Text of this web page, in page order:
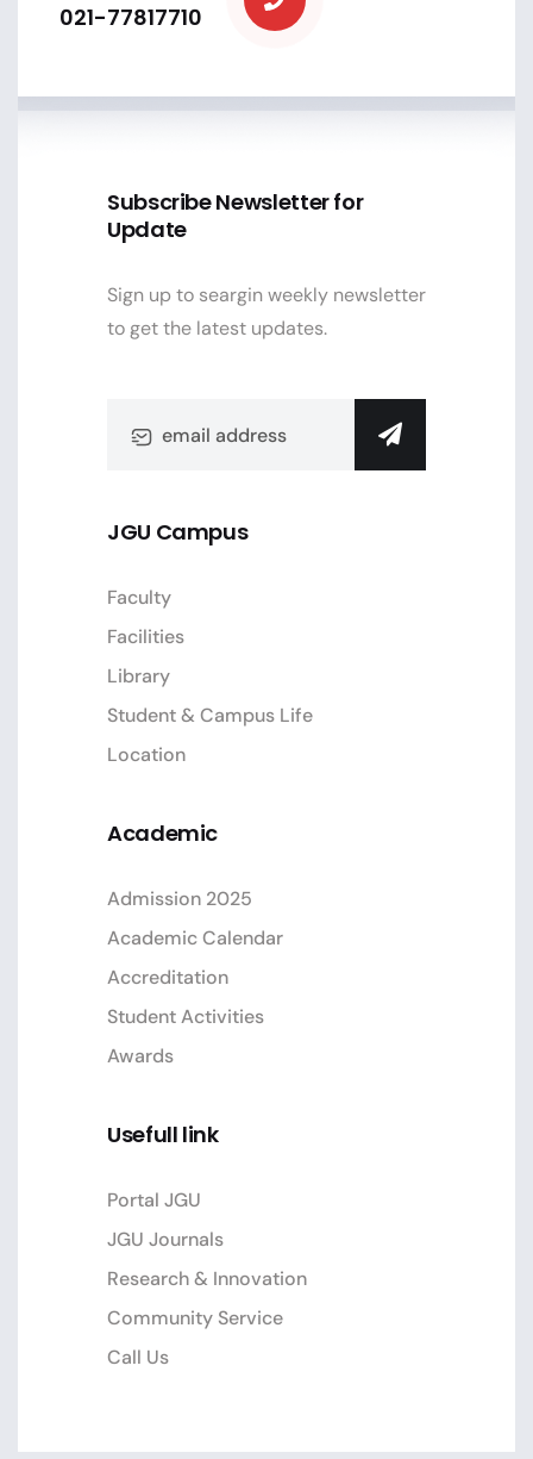
021-77817710
Subscribe Newsletter for
Update
Sign up to seargin weekly newsletter
to get the latest updates.
JGU Campus
Faculty
Facilities
Library
Student & Campus Life
Location
Academic
Admission 2025
Academic Calendar
Accreditation
Student Activities
Awards
Usefull link
Portal JGU
JGU Journals
Research & Innovation
Community Service
Call Us